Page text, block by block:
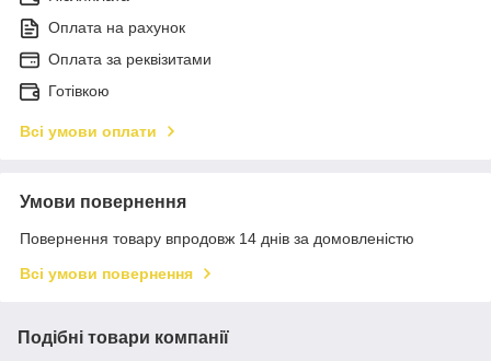
Оплата на рахунок
Оплата за реквізитами
Готівкою
Всі умови оплати
Умови повернення
Повернення товару впродовж 14 днів за домовленістю
Всі умови повернення
Подібні товари компанії